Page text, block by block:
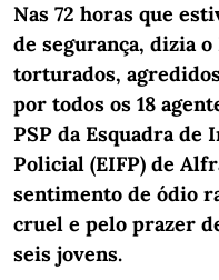
Nas 72 horas que
de segurança, dizia
torturados,
por todos os 18
PSP da Esquadra de
Policial (EIFP) de
sentimento de ódio
cruel e pelo prazer
seis jovens.